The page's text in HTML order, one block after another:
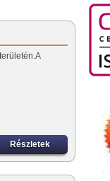
Részletek